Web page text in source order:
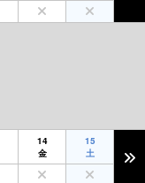
14
金
15
土